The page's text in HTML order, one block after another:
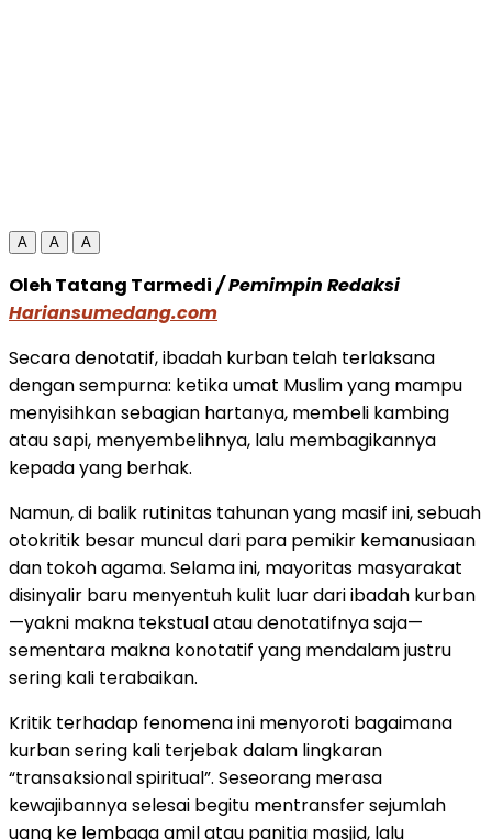
A A A
Oleh Tatang Tarmedi/ Pemimpin Redaksi
Hariansumedang.com
Secara denotatif, ibadah kurban telah terlaksana
dengan sempurna: ketika umat Muslim yang mampu
menyisihkan sebagian hartanya, membeli kambing
atau sapi, menyembelihnya, lalu membagikannya
kepada yang berhak.
Namun, di balik rutinitas tahunan yang masif ini, sebuah
otokritik besar muncul dari para pemikir kemanusiaan
dan tokoh agama. Selama ini, mayoritas masyarakat
disinyalir baru menyentuh kulit luar dari ibadah kurban
—yakni makna tekstual atau denotatifnya saja—
sementara makna konotatif yang mendalam justru
sering kali terabaikan.
Kritik terhadap fenomena ini menyoroti bagaimana
kurban sering kali terjebak dalam lingkaran
“transaksional spiritual”. Seseorang merasa
kewajibannya selesai begitu mentransfer sejumlah
uang ke lembaga amil atau panitia masjid, lalu